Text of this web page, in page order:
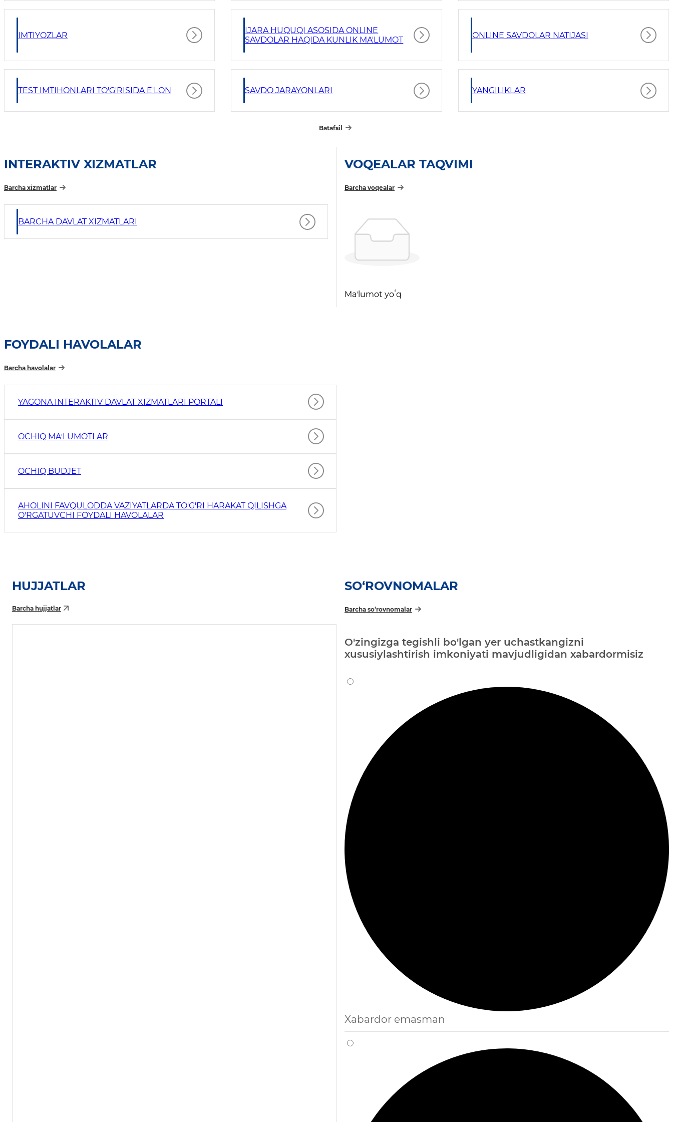
IMTIYOZLAR
IJARA HUQUQI ASOSIDA ONLINE
SAVDOLAR HAQIDA KUNLIK MA'LUMOT
ONLINE SAVDOLAR NATIJASI
TEST IMTIHONLARI TO'G'RISIDA E'LON SAVDO JARAYONLARI YANGILIKLAR
Batafsil
INTERAKTIV XIZMATLAR
Barcha xizmatlar
BARCHA DAVLAT XIZMATLARI
VOQEALAR TAQVIMI
Barcha voqealar
Maʼlumot yoʻq
FOYDALI HAVOLALAR
Barcha havolalar
YAGONA INTERAKTIV DAVLAT XIZMATLARI PORTALI
OCHIQ MAʼLUMOTLAR
OCHIQ BUDJET
AHOLINI FAVQULODDA VAZIYATLARDA TO'G'RI HARAKAT QILISHGA
O'RGATUVCHI FOYDALI HAVOLALAR
HUJJATLAR
Barcha hujjatlar
SO‘ROVNOMALAR
Barcha so‘rovnomalar
O'zingizga tegishli bo'lgan yer uchastkangizni
xususiylashtirish imkoniyati mavjudligidan xabardormisiz
Xabardor emasman